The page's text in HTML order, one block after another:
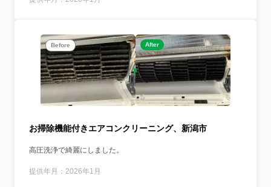
Before After
お掃除機能付きエアコンクリーニング、新潟市
高圧洗浄で綺麗にしました。
提供年月：2026年1月